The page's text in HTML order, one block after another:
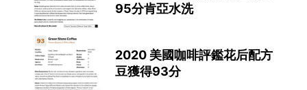
95分肯亞水洗
2020 美國咖啡評鑑花后配方
豆獲得93分